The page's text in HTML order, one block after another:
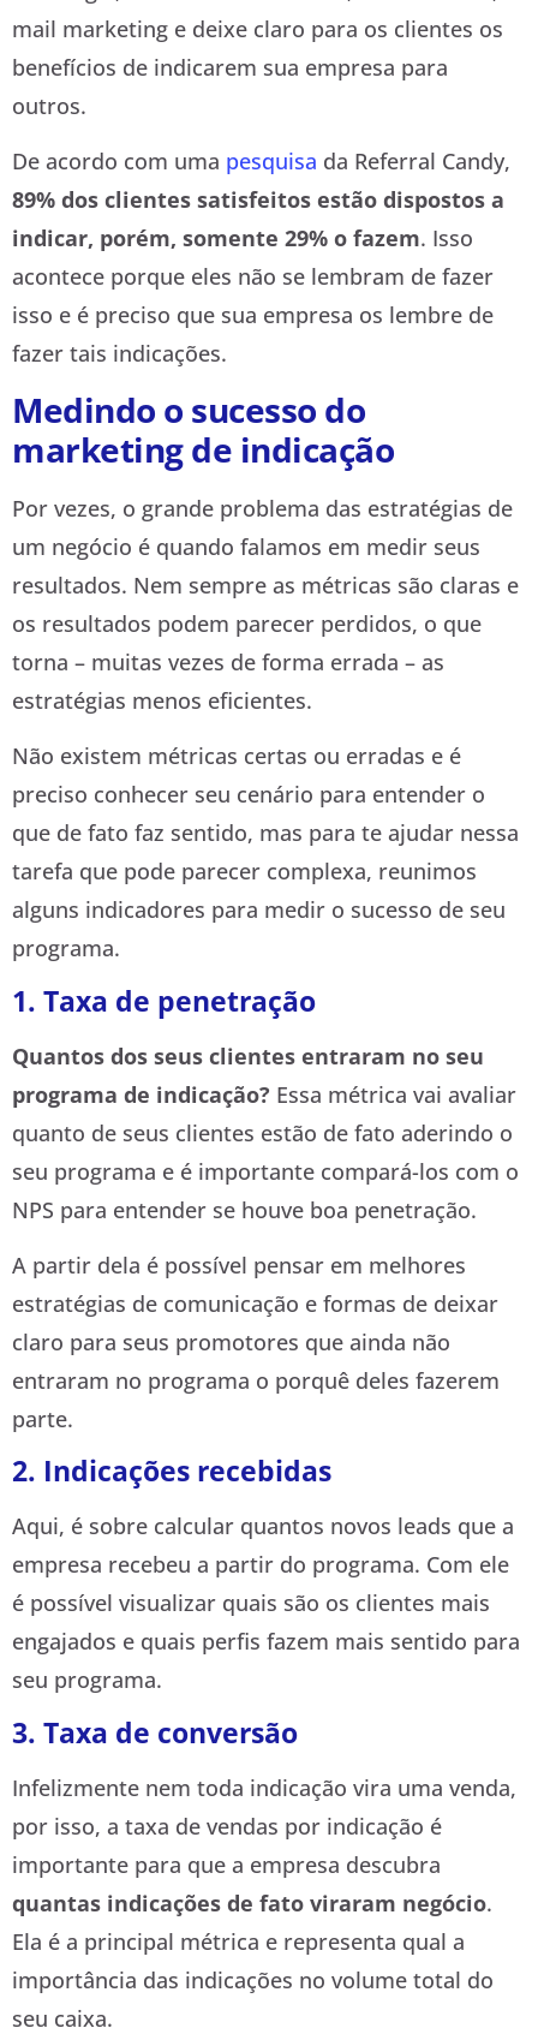
mail marketing e deixe claro para os clientes os
benefícios de indicarem sua empresa para
outros.
De acordo com uma pesquisa da Referral Candy,
89% dos clientes satisfeitos estão dispostos a
indicar, porém, somente 29% o fazem. Isso
acontece porque eles não se lembram de fazer
isso e é preciso que sua empresa os lembre de
fazer tais indicações.
Medindo o sucesso do
marketing de indicação
Por vezes, o grande problema das estratégias de
um negócio é quando falamos em medir seus
resultados. Nem sempre as métricas são claras e
os resultados podem parecer perdidos, o que
torna – muitas vezes de forma errada – as
estratégias menos eficientes.
Não existem métricas certas ou erradas e é
preciso conhecer seu cenário para entender o
que de fato faz sentido, mas para te ajudar nessa
tarefa que pode parecer complexa, reunimos
alguns indicadores para medir o sucesso de seu
programa.
1. Taxa de penetração
Quantos dos seus clientes entraram no seu
programa de indicação? Essa métrica vai avaliar
quanto de seus clientes estão de fato aderindo o
seu programa e é importante compará-los com o
NPS para entender se houve boa penetração.
A partir dela é possível pensar em melhores
estratégias de comunicação e formas de deixar
claro para seus promotores que ainda não
entraram no programa o porquê deles fazerem
parte.
2. Indicações recebidas
Aqui, é sobre calcular quantos novos leads que a
empresa recebeu a partir do programa. Com ele
é possível visualizar quais são os clientes mais
engajados e quais perfis fazem mais sentido para
seu programa.
3. Taxa de conversão
Infelizmente nem toda indicação vira uma venda,
por isso, a taxa de vendas por indicação é
importante para que a empresa descubra
quantas indicações de fato viraram negócio.
Ela é a principal métrica e representa qual a
importância das indicações no volume total do
seu caixa.